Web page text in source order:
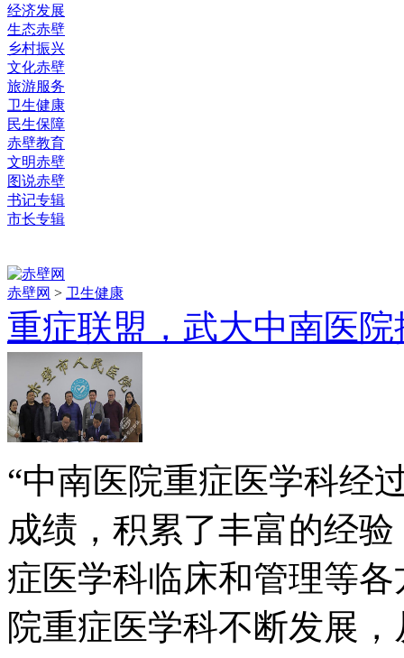
经济发展
生态赤壁
乡村振兴
文化赤壁
旅游服务
卫生健康
民生保障
赤壁教育
文明赤壁
图说赤壁
书记专辑
市长专辑
赤壁网 > 卫生健康
重症联盟，武大中南医
“中南医院重症医学科经
成绩，积累了丰富的经
症医学科临床和管理等
院重症医学科不断发展，